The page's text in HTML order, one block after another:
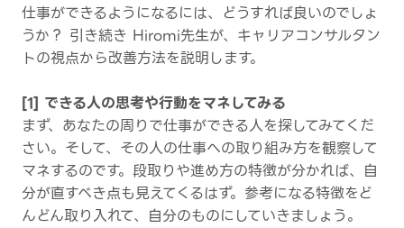
仕事ができるようになるには、どうすれば良いのでしょ
うか？ 引き続き Hiromi先生が、キャリアコンサルタン
トの視点から改善方法を説明します。
[1] できる人の思考や行動をマネしてみる
まず、あなたの周りで仕事ができる人を探してみてくだ
さい。そして、その人の仕事への取り組み方を観察して
マネするのです。段取りや進め方の特徴が分かれば、自
分が直すべき点も見えてくるはず。参考になる特徴をど
んどん取り入れて、自分のものにしていきましょう。